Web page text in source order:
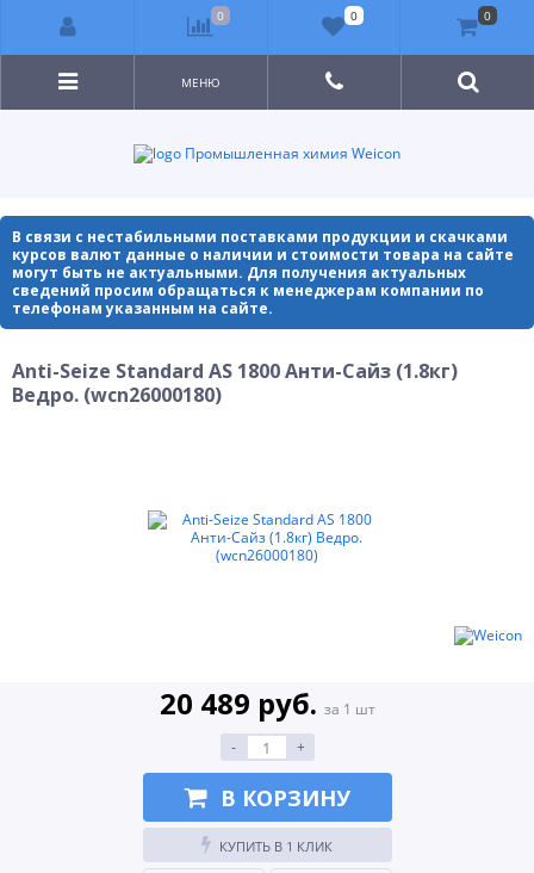
Промышленная химия Weicon
МЕНЮ
В связи с нестабильными поставками продукции и скачками
курсов валют данные о наличии и стоимости товара на сайте
могут быть не актуальными. Для получения актуальных
сведений просим обращаться к менеджерам компании по
телефонам указанным на сайте.
Anti-Seize Standard AS 1800 Анти-Сайз (1.8кг)
Ведро. (wcn26000180)
20 489 руб. за 1 шт
-
+
В КОРЗИНУ
КУПИТЬ В 1 КЛИК
0 0 0